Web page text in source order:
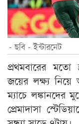
- ছবি - ইন্টারনেট
প্রথমবারের মতো
জয়ের লক্ষ্য
ম্যাচে লঙ্কানদের
প্রেমাদাসা